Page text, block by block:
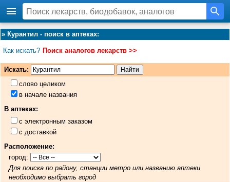
» Курантил - поиск в аптеках:
Как искать? Поиск аналогов лекарств >>
Искать:
слово целиком
в начале названия
В аптеках:
с электронным заказом
с доставкой
Расположение:
город:
Для поиска по району, станции метро или названию аптеки
необходимо выбрать город